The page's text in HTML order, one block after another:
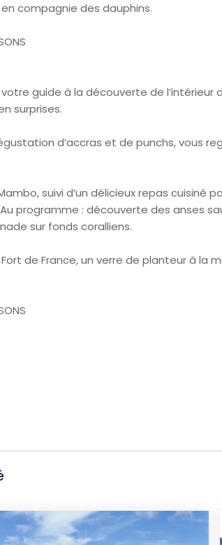
compagnie des dauphins.
guide à la découverte de l’intérieur
surprises.
d’accras et de punchs, vous
suivi d’un délicieux repas cuisiné
programme : découverte des anses
sur fonds coralliens.
de France, un verre de planteur à la